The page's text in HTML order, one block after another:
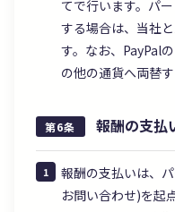
てで行います。パ
する場合は、当社
す。なお、PayPal
の他の通貨へ両替
第6条 報酬の支払
報酬の支払いは、
お問い合わせ)を起